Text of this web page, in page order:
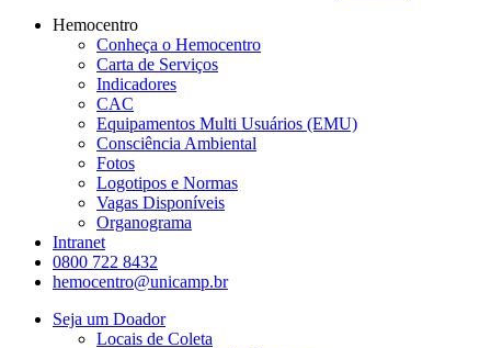
Hemocentro
Conheça o Hemocentro
Carta de Serviços
Indicadores
CAC
Equipamentos Multi Usuários (EMU)
Consciência Ambiental
Fotos
Logotipos e Normas
Vagas Disponíveis
Organograma
Intranet
0800 722 8432
hemocentro@unicamp.br
Seja um Doador
Locais de Coleta